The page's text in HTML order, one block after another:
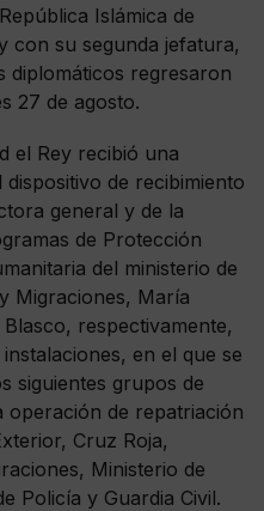
Islámica de
con su segunda jefatura,
diplomáticos regresaron
27 de agosto.
el Rey recibió una
de recibimiento
general y de la
de Protección
del ministerio de
Migraciones, María
respectivamente,
en el que se
siguientes grupos de
operación de repatriación
Cruz Roja,
Ministerio de
Policía y Guardia Civil.